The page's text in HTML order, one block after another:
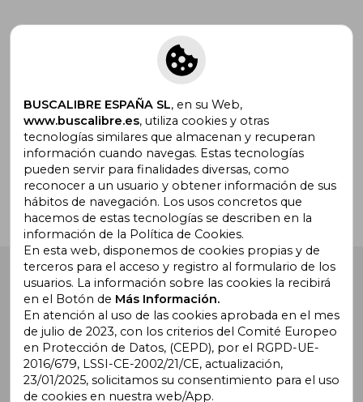
Suscríbete para recibir ofertas y
promociones
¿Necesitas ayuda?
Buscalibre España . Calle Energía, 65, Nave 3 (08940),
Cornellà de Llobregat, Barcelona. Derechos Reservados.
BUSCALIBRE ESPAÑA SL, en su Web,
www.buscalibre.es, utiliza cookies y otras
tecnologías similares que almacenan y recuperan
información cuando navegas. Estas tecnologías
pueden servir para finalidades diversas, como
reconocer a un usuario y obtener información de sus
hábitos de navegación. Los usos concretos que
hacemos de estas tecnologías se describen en la
información de la Política de Cookies.
En esta web, disponemos de cookies propias y de
terceros para el acceso y registro al formulario de los
usuarios. La información sobre las cookies la recibirá
en el Botón de Más Información.
En atención al uso de las cookies aprobada en el mes
de julio de 2023, con los criterios del Comité Europeo
en Protección de Datos, (CEPD), por el RGPD-UE-
2016/679, LSSI-CE-2002/21/CE, actualización,
23/01/2025, solicitamos su consentimiento para el uso
de cookies en nuestra web/App.